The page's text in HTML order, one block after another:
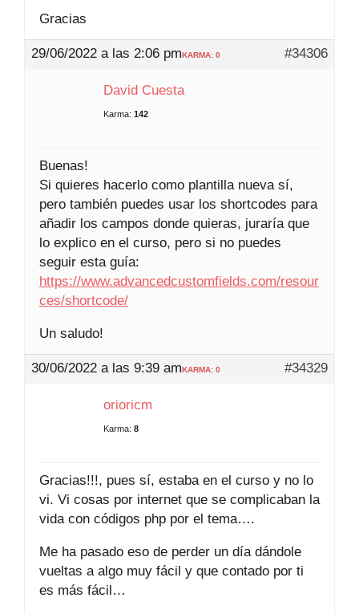
Gracias
29/06/2022 a las 2:06 pm #34306
KARMA: 0
David Cuesta
Karma: 142
Buenas!
Si quieres hacerlo como plantilla nueva sí,
pero también puedes usar los shortcodes para
añadir los campos donde quieras, juraría que
lo explico en el curso, pero si no puedes
seguir esta guía:
https://www.advancedcustomfields.com/resour
ces/shortcode/
Un saludo!
30/06/2022 a las 9:39 am #34329
KARMA: 0
orioricm
Karma: 8
Gracias!!!, pues sí, estaba en el curso y no lo
vi. Vi cosas por internet que se complicaban la
vida con códigos php por el tema….
Me ha pasado eso de perder un día dándole
vueltas a algo muy fácil y que contado por ti
es más fácil…